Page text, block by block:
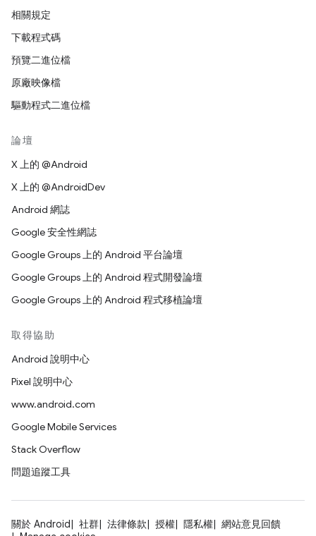
相關規定
下載程式碼
預覽二進位檔
原廠映像檔
驅動程式二進位檔
論壇
X 上的 @Android
X 上的 @AndroidDev
Android 網誌
Google 安全性網誌
Google Groups 上的 Android 平台論壇
Google Groups 上的 Android 程式開發論壇
Google Groups 上的 Android 程式移植論壇
取得協助
Android 說明中心
Pixel 說明中心
www.android.com
Google Mobile Services
Stack Overflow
問題追蹤工具
關於 Android 社群 法律條款 授權 隱私權
網站意見回饋